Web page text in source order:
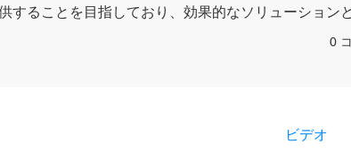
することを目指しており、効果的なソリューション
0
ビデオ